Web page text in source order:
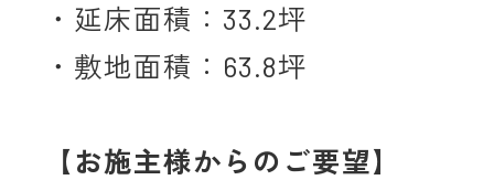
・延床面積：33.2坪
・敷地面積：63.8坪
【お施主様からのご要望】